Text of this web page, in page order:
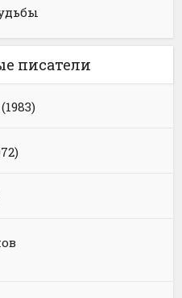
писатели